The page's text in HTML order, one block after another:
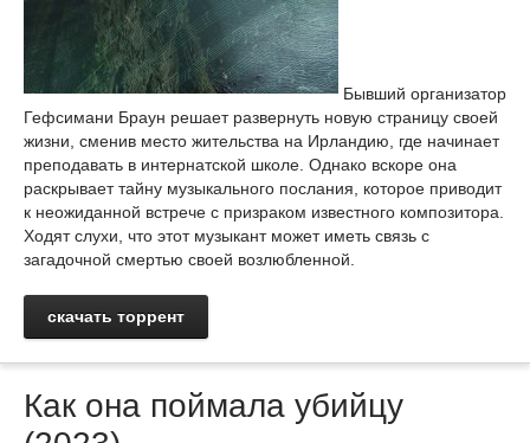
Бывший организатор
Гефсимани Браун решает развернуть новую страницу своей
жизни, сменив место жительства на Ирландию, где начинает
преподавать в интернатской школе. Однако вскоре она
раскрывает тайну музыкального послания, которое приводит
к неожиданной встрече с призраком известного композитора.
Ходят слухи, что этот музыкант может иметь связь с
загадочной смертью своей возлюбленной.
скачать торрент
Как она поймала убийцу